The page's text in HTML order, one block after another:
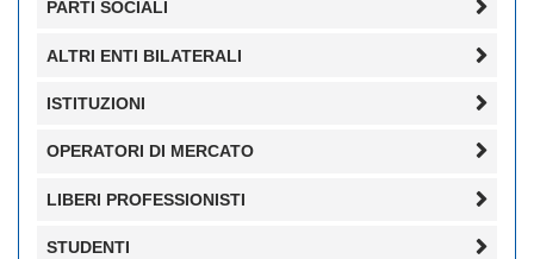
PARTI SOCIALI
ALTRI ENTI BILATERALI
ISTITUZIONI
OPERATORI DI MERCATO
LIBERI PROFESSIONISTI
STUDENTI